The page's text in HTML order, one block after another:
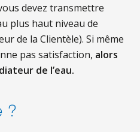
devez transmettre
plus haut niveau de
de la Clientèle). Si même
pas satisfaction, alors
de l’eau.
?